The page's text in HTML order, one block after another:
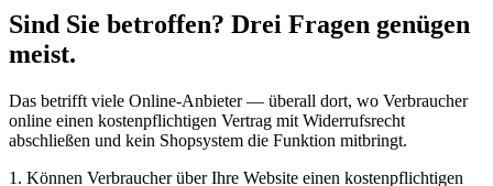
Sind Sie betroffen? Drei Fragen genügen
meist.
Das betrifft viele Online-Anbieter — überall dort, wo Verbraucher
online einen kostenpflichtigen Vertrag mit Widerrufsrecht
abschließen und kein Shopsystem die Funktion mitbringt.
1. Können Verbraucher über Ihre Website einen kostenpflichtigen